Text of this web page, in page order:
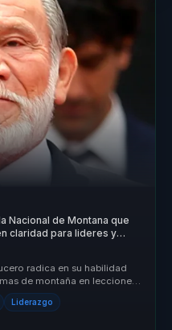
Nacional de Montana que
claridad para lideres y
radica en su habilidad
de montaña en lecciones
Liderazgo